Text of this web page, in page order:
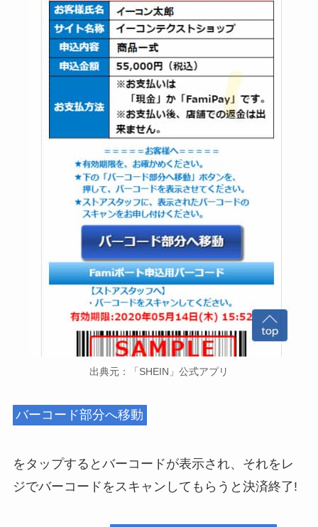
出典元：「SHEIN」公式アプリ
バーコード部分へ移動
をタップするとバーコードが表示され、それをレ
ジでバーコードをスキャンしてもらうと決済終了!